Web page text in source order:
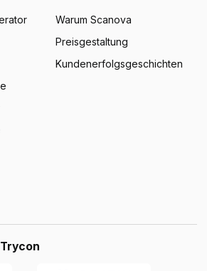
Warum Scanova
Preisgestaltung
Kundenerfolgsgeschichten